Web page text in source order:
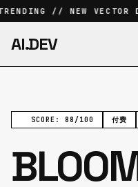
// NEW
AI.DEV
SCORE: 88/100 付费